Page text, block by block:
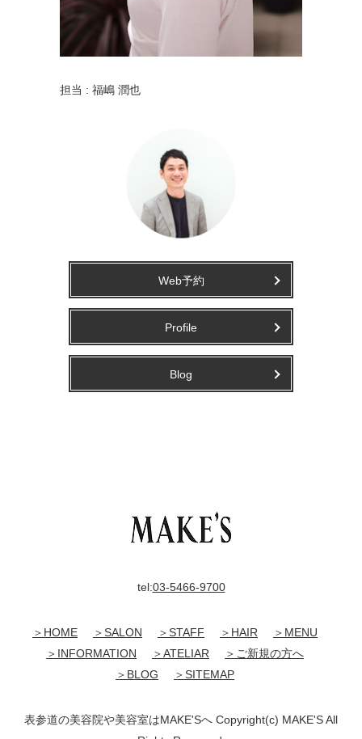
担当 : 福嶋 潤也
Web予約
Profile
Blog
tel:03-5466-9700
＞HOME ＞SALON ＞STAFF ＞HAIR
＞MENU
＞INFORMATION
＞ATELIAR
＞ご新規の方へ
＞BLOG
＞SITEMAP
表参道の美容院や美容室はMAKE'Sへ Copyright(c) MAKE'S All